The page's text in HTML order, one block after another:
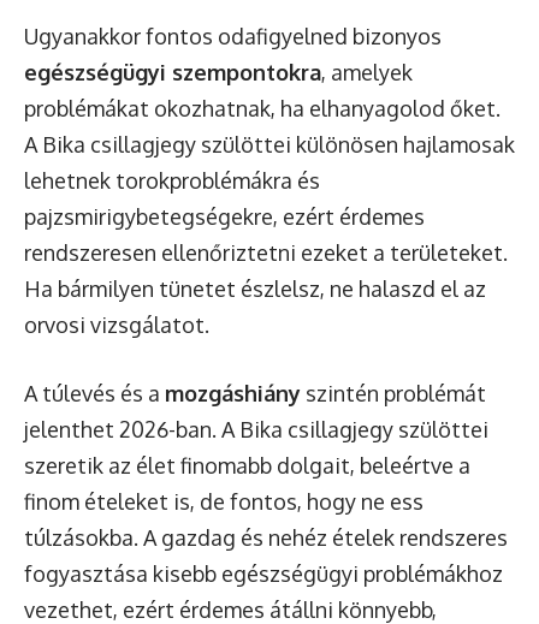
Ugyanakkor fontos odafigyelned bizonyos
egészségügyi szempontokra, amelyek
problémákat okozhatnak, ha elhanyagolod őket.
A Bika csillagjegy szülöttei különösen hajlamosak
lehetnek torokproblémákra és
pajzsmirigybetegségekre, ezért érdemes
rendszeresen ellenőriztetni ezeket a területeket.
Ha bármilyen tünetet észlelsz, ne halaszd el az
orvosi vizsgálatot.
A túlevés és a mozgáshiány szintén problémát
jelenthet 2026-ban. A Bika csillagjegy szülöttei
szeretik az élet finomabb dolgait, beleértve a
finom ételeket is, de fontos, hogy ne ess
túlzásokba. A gazdag és nehéz ételek rendszeres
fogyasztása kisebb egészségügyi problémákhoz
vezethet, ezért érdemes átállni könnyebb,